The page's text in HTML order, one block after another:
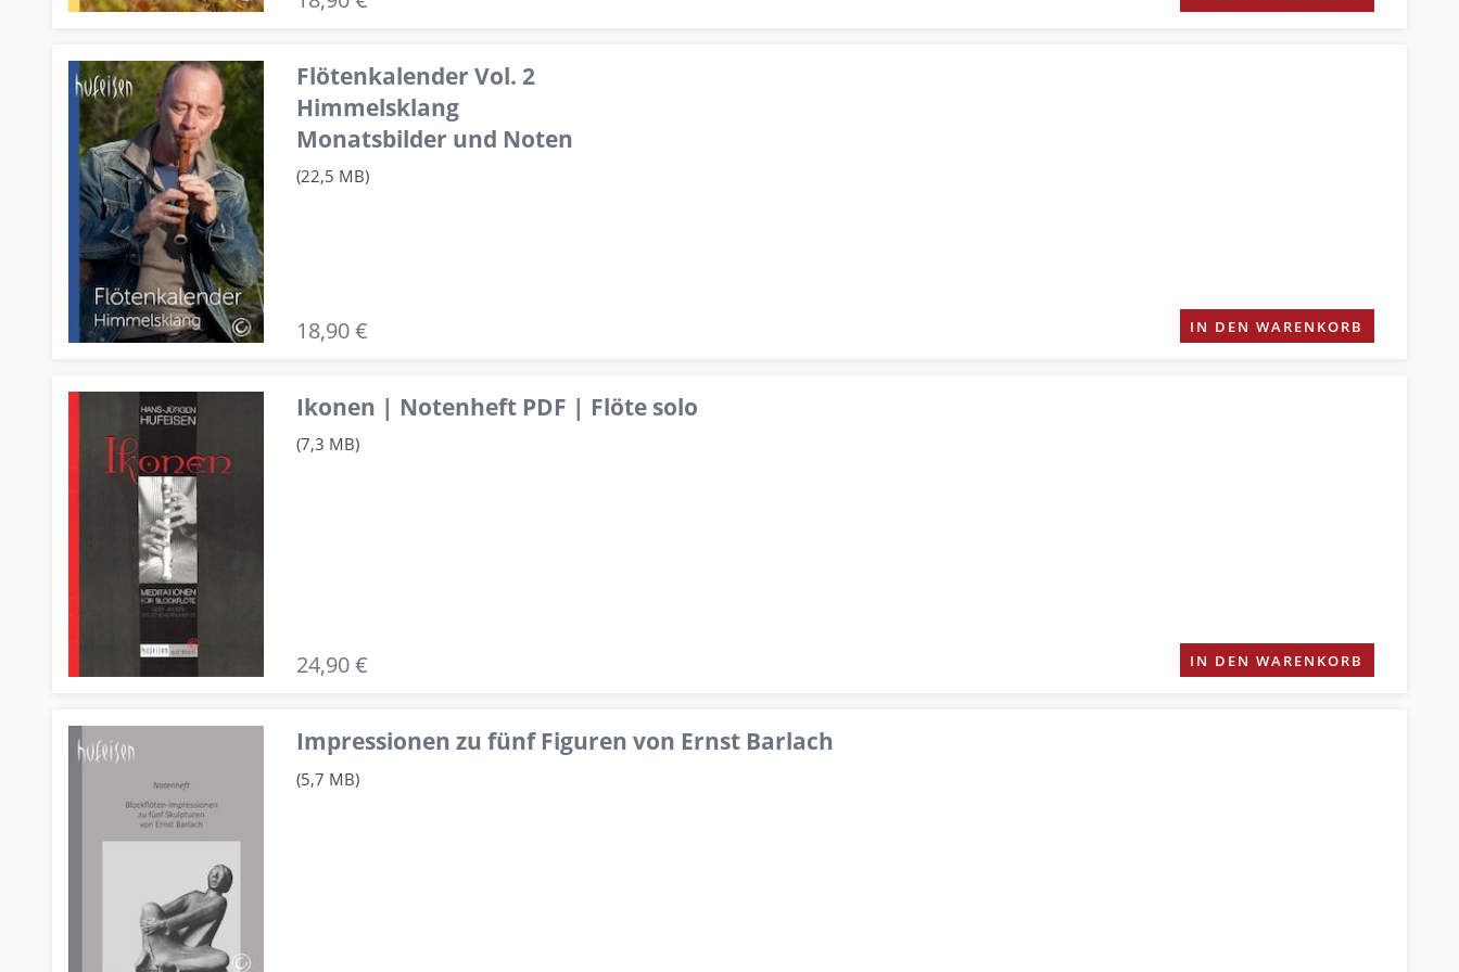
Flötenkalender Vol. 2
Himmelsklang
Monatsbilder und Noten
(22,5 MB)
18,90 € IN DEN WARENKORB
Ikonen | Notenheft PDF | Flöte solo
(7,3 MB)
24,90 € IN DEN WARENKORB
Impressionen zu fünf Figuren von Ernst Barlach
(5,7 MB)